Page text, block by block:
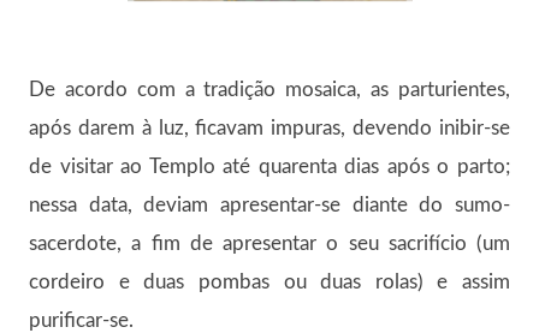
De acordo com a tradição mosaica, as parturientes,
após darem à luz, ficavam impuras, devendo inibir-se
de visitar ao Templo até quarenta dias após o parto;
nessa data, deviam apresentar-se diante do sumo-
sacerdote, a fim de apresentar o seu sacrifício (um
cordeiro e duas pombas ou duas rolas) e assim
purificar-se.